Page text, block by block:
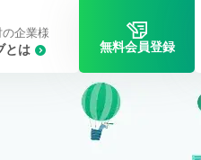
とは
企業様
無料会員登録